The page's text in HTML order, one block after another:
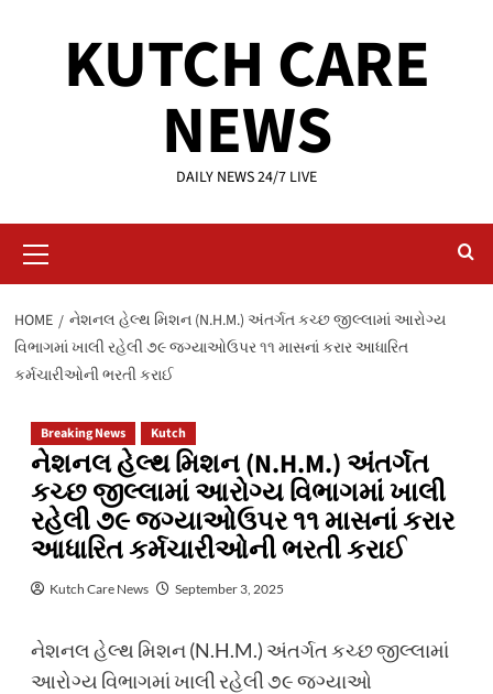
KUTCH CARE
NEWS
DAILY NEWS 24/7 LIVE
Menu
HOME
નેશનલ હેલ્થ મિશન (N.H.M.) અંતર્ગત કચ્છ જીલ્લામાં આરોગ્ય
વિભાગમાં ખાલી રહેલી ૭૯ જગ્યાઓઉપર ૧૧ માસનાં કરાર આધારિત
કર્મચારીઓની ભરતી કરાઈ
Breaking News Kutch
નેશનલ હેલ્થ મિશન (N.H.M.) અંતર્ગત
કચ્છ જીલ્લામાં આરોગ્ય વિભાગમાં ખાલી
રહેલી ૭૯ જગ્યાઓઉપર ૧૧ માસનાં કરાર
આધારિત કર્મચારીઓની ભરતી કરાઈ
Kutch Care News September 3, 2025
નેશનલ હેલ્થ મિશન (N.H.M.) અંતર્ગત કચ્છ જીલ્લામાં
આરોગ્ય વિભાગમાં ખાલી રહેલી ૭૯ જગ્યાઓ